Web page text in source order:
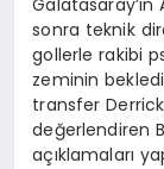
sonra teknik
gollerle rakibi
zeminin
transfer
değerlendiren
açıklamaları